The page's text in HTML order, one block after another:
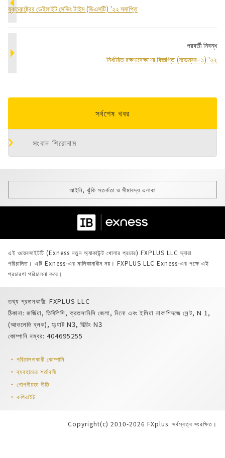
যুক্তরাষ্ট্রের ডেইলাইট সেভিং টাইম (ডিএসটি) '২২ সমাপ্তি
পরবর্তী নিবন্ধ
নির্ধারিত রক্ষণাবেক্ষণের বিজ্ঞপ্তি (নভেম্বর–১) '২২
সর্বশেষ খবর
সংবাদ শিরোনাম
আইনি, ঝুঁকি সতর্কতা ও সীমাবদ্ধ এলাকা
এই ওয়েবসাইটটি (Exness নতুন অ্যাকাউন্ট খোলার প্রচার) FXPLUS LLC দ্বারা
পরিচালিত। এটি Exness-এর মালিকানাধীন নয়। FXPLUS LLC Exness-এর পক্ষে এই
প্রচারণা পরিচালনা করে।
তথ্য প্রদানকারী: FXPLUS LLC
ঠিকানা: জর্জিয়া, তিবিলিসি, ক্রতসানিসি জেলা, নিনো এবং ইলিয়া নাকাশিদজে সেন্ট, N 1,
(আভলেভি ব্লক), ফ্ল্যাট N3, বিল্ডিং N3
কোম্পানি নম্বর: 404695255
পরিচালনাকারী কোম্পানি
ব্যবহারের শর্তাবলী
গোপনীয়তা নীতি
কপিরাইট
Copyright(c) 2010-2026 FXplus. সর্বস্বত্ব সংরক্ষিত।